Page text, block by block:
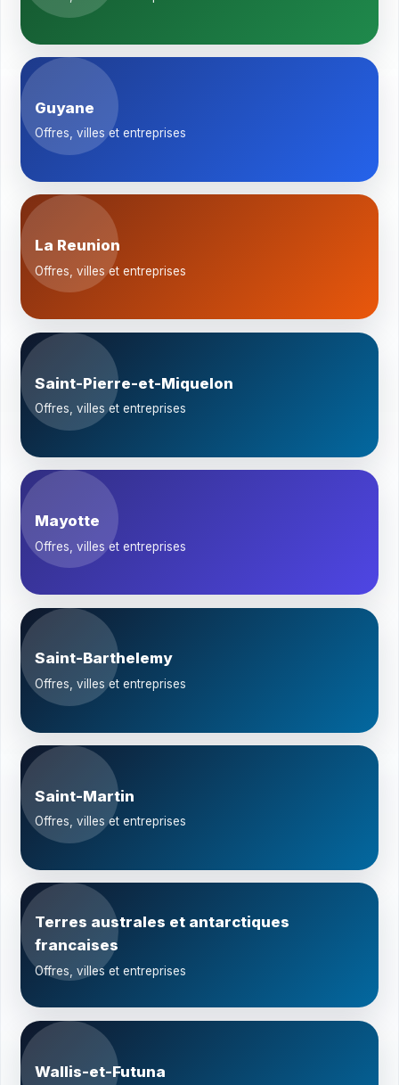
Guyane
Offres, villes et entreprises
La Reunion
Offres, villes et entreprises
Saint-Pierre-et-Miquelon
Offres, villes et entreprises
Mayotte
Offres, villes et entreprises
Saint-Barthelemy
Offres, villes et entreprises
Saint-Martin
Offres, villes et entreprises
Terres australes et antarctiques
francaises
Offres, villes et entreprises
Wallis-et-Futuna